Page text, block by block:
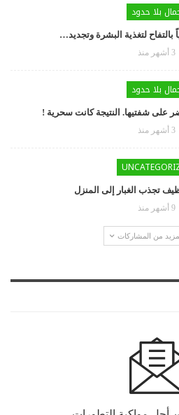
بلا حدود
بالتفاح لتغذية البشرة وتجديد…
3 أشهر منذ
بلا حدود
شفتيها. النتيجة كانت سحرية !
3 أشهر منذ
9 أشهر منذ
من المشاركات